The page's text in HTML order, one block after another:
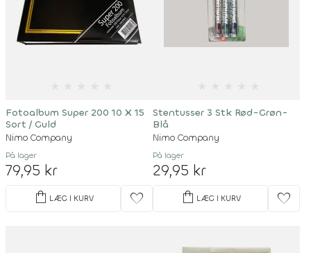
Fotoalbum Super 200 10 X 15
Sort / Guld
Nimo Company
På lager
79,95 kr
shopping_bag LÆG I KURV favorite
Stentusser 3 Stk Rød-Grøn-
Blå
Nimo Company
På lager
29,95 kr
shopping_bag LÆG I KURV favorite